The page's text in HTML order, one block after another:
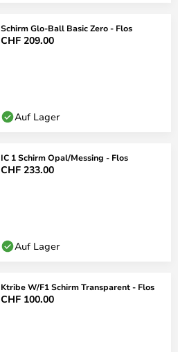
Schirm Glo-Ball Basic Zero - Flos
CHF 209.00
Auf Lager
IC 1 Schirm Opal/Messing - Flos
CHF 233.00
Auf Lager
Ktribe W/F1 Schirm Transparent - Flos
CHF 100.00